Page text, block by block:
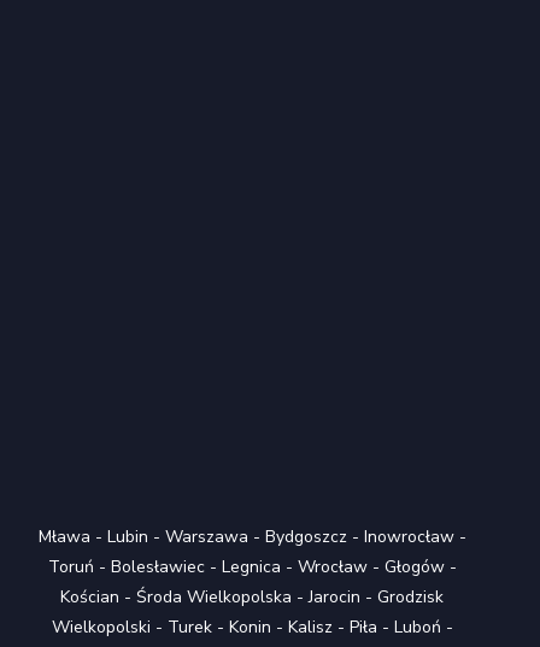
Mława - Lubin - Warszawa - Bydgoszcz- Inowrocław-
Toruń - Bolesławiec- Legnica - Wrocław- Głogów-
Kościan - Środa Wielkopolska -Jarocin - Grodzisk
Wielkopolski - Turek- Konin - Kalisz- Piła - Luboń -